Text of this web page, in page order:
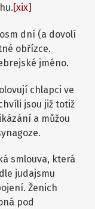
[xix]
dní (a dovolí
obřízce.
jméno.
chlapci ve
jsou již totiž
a můžou
smlouva, která
judajsmu
Ženich
pod